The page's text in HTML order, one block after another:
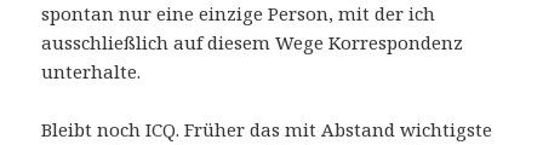
spontan nur eine einzige Person, mit der ich
ausschließlich auf diesem Wege Korrespondenz
unterhalte.
Bleibt noch ICQ. Früher das mit Abstand wichtigste